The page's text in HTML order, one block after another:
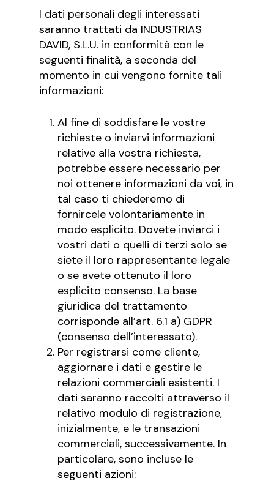
I dati personali degli interessati
saranno trattati da INDUSTRIAS
DAVID, S.L.U. in conformità con le
seguenti finalità, a seconda del
momento in cui vengono fornite tali
informazioni:
Al fine di soddisfare le vostre
richieste o inviarvi informazioni
relative alla vostra richiesta,
potrebbe essere necessario per
noi ottenere informazioni da voi, in
tal caso ti chiederemo di
fornircele volontariamente in
modo esplicito. Dovete inviarci i
vostri dati o quelli di terzi solo se
siete il loro rappresentante legale
o se avete ottenuto il loro
esplicito consenso. La base
giuridica del trattamento
corrisponde all’art. 6.1 a) GDPR
(consenso dell’interessato).
Per registrarsi come cliente,
aggiornare i dati e gestire le
relazioni commerciali esistenti. I
dati saranno raccolti attraverso il
relativo modulo di registrazione,
inizialmente, e le transazioni
commerciali, successivamente. In
particolare, sono incluse le
seguenti azioni: